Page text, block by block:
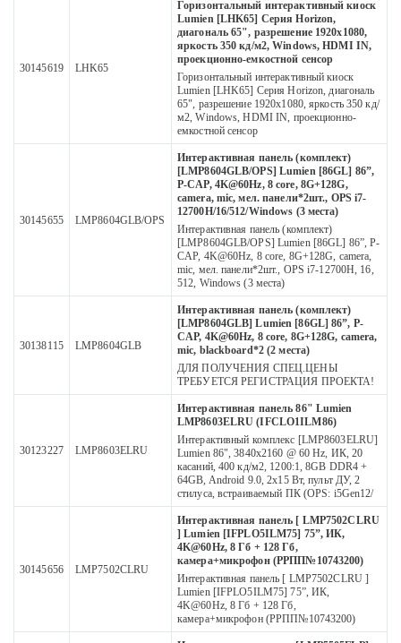
30145619 LHK65
Горизонтальный интерактивный киоск
Lumien [LHK65] Серия Horizon,
диагональ 65", разрешение 1920х1080,
яркость 350 кд/м2, Windows, HDMI IN,
проекционно-емкостной сенсор
Горизонтальный интерактивный киоск
Lumien [LHK65] Серия Horizon, диагональ
65", разрешение 1920х1080, яркость 350 кд/
м2, Windows, HDMI IN, проекционно-
емкостной сенсор
30145655 LMP8604GLB/OPS
Интерактивная панель (комплект)
[LMP8604GLB/OPS] Lumien [86GL] 86”,
P-CAP, 4K@60Hz, 8 core, 8G+128G,
camera, mic, мел. панели*2шт., OPS i7-
12700H/16/512/Windows (3 места)
Интерактивная панель (комплект)
[LMP8604GLB/OPS] Lumien [86GL] 86”, P-
CAP, 4K@60Hz, 8 core, 8G+128G, camera,
mic, мел. панели*2шт., OPS i7-12700H, 16,
512, Windows (3 места)
30138115 LMP8604GLB
Интерактивная панель (комплект)
[LMP8604GLB] Lumien [86GL] 86”, P-
CAP, 4K@60Hz, 8 core, 8G+128G, camera,
mic, blackboard*2 (2 места)
ДЛЯ ПОЛУЧЕНИЯ СПЕЦ.ЦЕНЫ
ТРЕБУЕТСЯ РЕГИСТРАЦИЯ ПРОЕКТА!
30123227 LMP8603ELRU
Интерактивная панель 86" Lumien
LMP8603ELRU (IFCLO1ILM86)
Интерактивный комплекс [LMP8603ELRU]
Lumien 86", 3840x2160 @ 60 Hz, ИК, 20
касаний, 400 кд/м2, 1200:1, 8GB DDR4 +
64GB, Android 9.0, 2x15 Вт, пульт ДУ, 2
стилуса, встраиваемый ПК (OPS: i5Gen12/
30145656 LMP7502CLRU
Интерактивная панель [ LMP7502CLRU
] Lumien [IFPLO5ILM75] 75”, ИК,
4K@60Hz, 8 Гб + 128 Гб,
камера+микрофон (РРПП№10743200)
Интерактивная панель [ LMP7502CLRU ]
Lumien [IFPLO5ILM75] 75”, ИК,
4K@60Hz, 8 Гб + 128 Гб,
камера+микрофон (РРПП№10743200)